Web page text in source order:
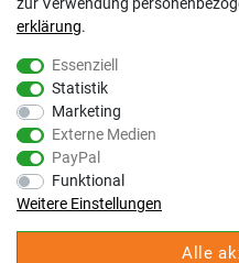
Gölz Motorgeräte Nord GmbH &
Melatengürtel 23
50933 Köln
Shop Hotline Mo-Fr 9:00-17:00
Fax 0221-541358
zur Verwendung
erklärung.
Essenziell
Statistik
Marketing
Externe Medien
PayPal
Funktional
Weitere Einstellungen
Alle